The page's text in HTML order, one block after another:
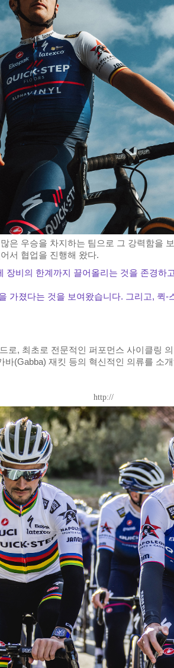
은 우승을 차지하는 팀으로 그 강력함을
서 협업을 진행해 왔다.
장비의 한계까지 끌어올리는 것을 존경하
가졌다는 것을 보여왔습니다. 그리고, 퀵-
로, 최초로 전문적인 퍼포먼스 사이클링
(Gabba) 재킷 등의 혁신적인 의류를 소
http://